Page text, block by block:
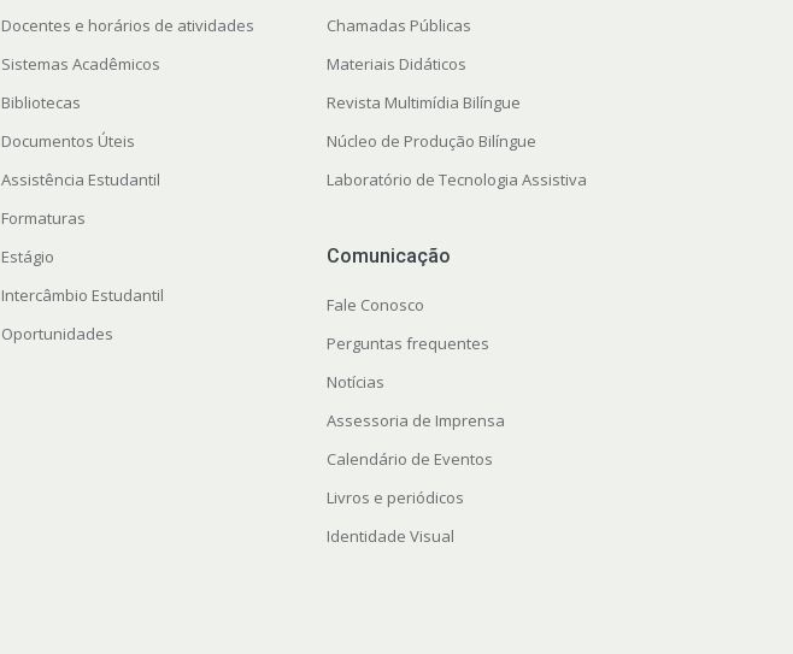
Docentes e horários de atividades
Sistemas Acadêmicos
Bibliotecas
Documentos Úteis
Assistência Estudantil
Formaturas
Estágio
Intercâmbio Estudantil
Oportunidades
Chamadas Públicas
Materiais Didáticos
Revista Multimídia Bilíngue
Núcleo de Produção Bilíngue
Laboratório de Tecnologia Assistiva
Comunicação
Fale Conosco
Perguntas frequentes
Notícias
Assessoria de Imprensa
Calendário de Eventos
Livros e periódicos
Identidade Visual